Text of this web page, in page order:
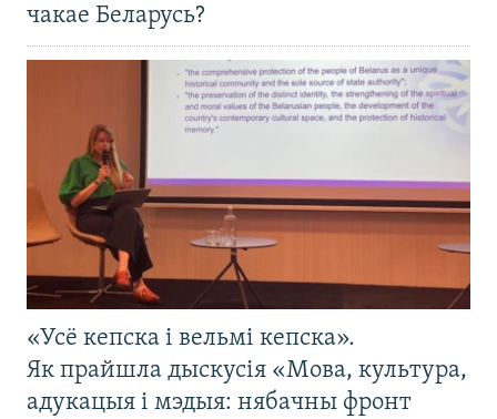
чакае Беларусь?
«Усё кепска і вельмі кепска».
Як прайшла дыскусія «Мова, культура,
адукацыя і мэдыя: нябачны фронт